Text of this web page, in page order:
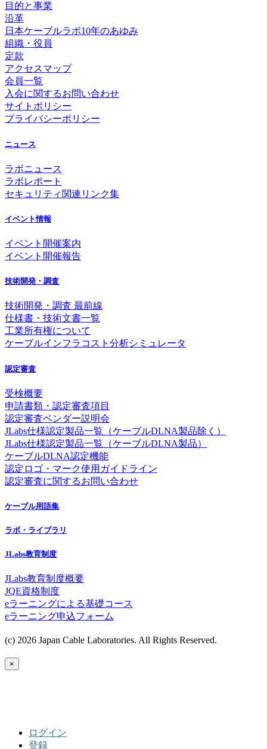
目的と事業
沿革
日本ケーブルラボ10年のあゆみ
組織・役員
定款
アクセスマップ
会員一覧
入会に関するお問い合わせ
サイトポリシー
プライバシーポリシー
ニュース
ラボニュース
ラボレポート
セキュリティ関連リンク集
イベント情報
イベント開催案内
イベント開催報告
技術開発・調査
技術開発・調査 最前線
仕様書・技術文書一覧
工業所有権について
ケーブルインフラコスト分析シミュレータ
認定審査
受検概要
申請書類・認定審査項目
認定審査ベンダー説明会
JLabs仕様認定製品一覧（ケーブルDLNA製品除く）
JLabs仕様認定製品一覧（ケーブルDLNA製品）
ケーブルDLNA認定機能
認定ロゴ・マーク使用ガイドライン
認定審査に関するお問い合わせ
ケーブル用語集
ラボ・ライブラリ
JLabs教育制度
JLabs教育制度概要
JQE資格制度
eラーニングによる基礎コース
eラーニング申込フォーム
(c) 2026 Japan Cable Laboratories. All Rights Reserved.
×
ログイン
登録